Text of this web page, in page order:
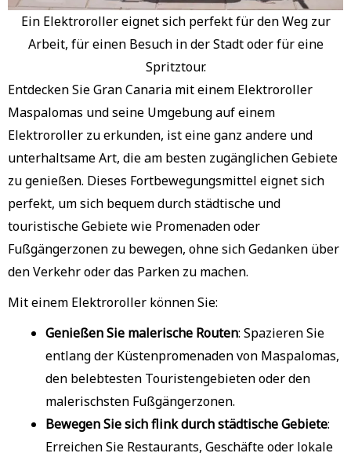
Ein Elektroroller eignet sich perfekt für den Weg zur
Arbeit, für einen Besuch in der Stadt oder für eine
Spritztour.
Entdecken Sie Gran Canaria mit einem Elektroroller
Maspalomas und seine Umgebung auf einem
Elektroroller zu erkunden, ist eine ganz andere und
unterhaltsame Art, die am besten zugänglichen Gebiete
zu genießen. Dieses Fortbewegungsmittel eignet sich
perfekt, um sich bequem durch städtische und
touristische Gebiete wie Promenaden oder
Fußgängerzonen zu bewegen, ohne sich Gedanken über
den Verkehr oder das Parken zu machen.
Mit einem Elektroroller können Sie:
Genießen Sie malerische Routen: Spazieren Sie
entlang der Küstenpromenaden von Maspalomas,
den belebtesten Touristengebieten oder den
malerischsten Fußgängerzonen.
Bewegen Sie sich flink durch städtische Gebiete:
Erreichen Sie Restaurants, Geschäfte oder lokale